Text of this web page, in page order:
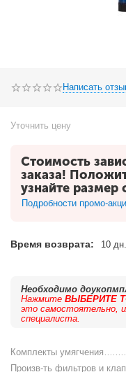
Написать
Уточнить цену
Стоимость
заказа!
узнайте размер
Подробности промо-
Время возврата: 10 дн.
Необходимо
НажмитеВЫБЕРИТЕ
это самостоятельно,
специалиста.
Комплекты умягчения
Произв-ть фильтров и